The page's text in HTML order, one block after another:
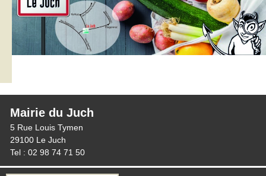
Mairie du Juch
5 Rue Louis Tymen
29100 Le Juch
Tel : 02 98 74 71 50